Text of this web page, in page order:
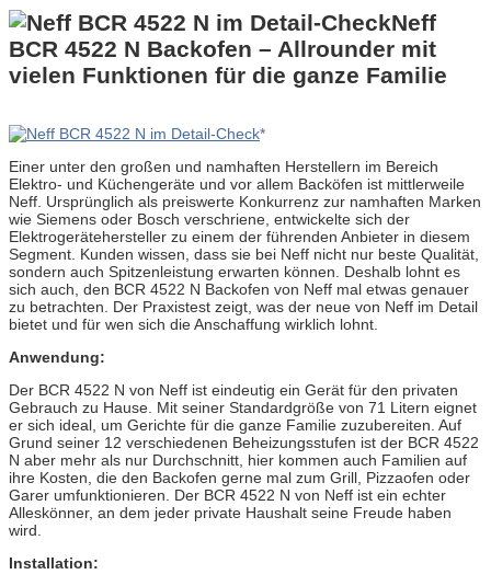
Neff
BCR 4522 N Backofen – Allrounder mit
vielen Funktionen für die ganze Familie
Einer unter den großen und namhaften Herstellern im Bereich
Elektro- und Küchengeräte und vor allem Backöfen ist mittlerweile
Neff. Ursprünglich als preiswerte Konkurrenz zur namhaften Marken
wie Siemens oder Bosch verschriene, entwickelte sich der
Elektrogerätehersteller zu einem der führenden Anbieter in diesem
Segment. Kunden wissen, dass sie bei Neff nicht nur beste Qualität,
sondern auch Spitzenleistung erwarten können. Deshalb lohnt es
sich auch, den BCR 4522 N Backofen von Neff mal etwas genauer
zu betrachten. Der Praxistest zeigt, was der neue von Neff im Detail
bietet und für wen sich die Anschaffung wirklich lohnt.
Anwendung:
Der BCR 4522 N von Neff ist eindeutig ein Gerät für den privaten
Gebrauch zu Hause. Mit seiner Standardgröße von 71 Litern eignet
er sich ideal, um Gerichte für die ganze Familie zuzubereiten. Auf
Grund seiner 12 verschiedenen Beheizungsstufen ist der BCR 4522
N aber mehr als nur Durchschnitt, hier kommen auch Familien auf
ihre Kosten, die den Backofen gerne mal zum Grill, Pizzaofen oder
Garer umfunktionieren. Der BCR 4522 N von Neff ist ein echter
Alleskönner, an dem jeder private Haushalt seine Freude haben
wird.
Installation: